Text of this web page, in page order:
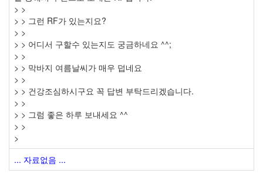
> >
> > 그런 RF가 있는지요?
> >
> > 어디서 구할수 있는지도 궁금하네요 ^^;
> >
> > 막바지 여름날씨가 매우 덥네요
> >
> > 건강조심하시구요 꼭 답변 부탁드리겠습니다.
> >
> > 그럼 좋은 하루 보내세요 ^^
> >
>
... 자료없음 ...